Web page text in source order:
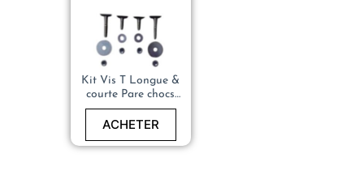
Kit Vis T Longue &
courte Pare chocs
Avant Arrière –
PEUGEOT 205 –
ACHETER